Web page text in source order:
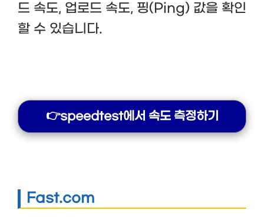
드 속도, 업로드 속도, 핑(Ping) 값을 확인
할 수 있습니다.
👉speedtest에서 속도 측정하기
Fast.com